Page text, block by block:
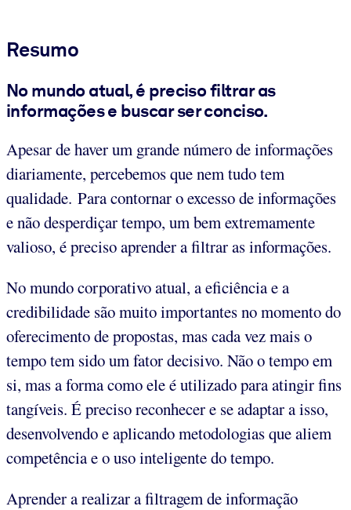
Resumo
No mundo atual, é preciso filtrar as
informações e buscar ser conciso.
Apesar de haver um grande número de informações
diariamente, percebemos que nem tudo tem
qualidade. Para contornar o excesso de informações
e não desperdiçar tempo, um bem extremamente
valioso, é preciso aprender a filtrar as informações.
No mundo corporativo atual, a eficiência e a
credibilidade são muito importantes no momento do
oferecimento de propostas, mas cada vez mais o
tempo tem sido um fator decisivo. Não o tempo em
si, mas a forma como ele é utilizado para atingir fins
tangíveis. É preciso reconhecer e se adaptar a isso,
desenvolvendo e aplicando metodologias que aliem
competência e o uso inteligente do tempo.
Aprender a realizar a filtragem de informação